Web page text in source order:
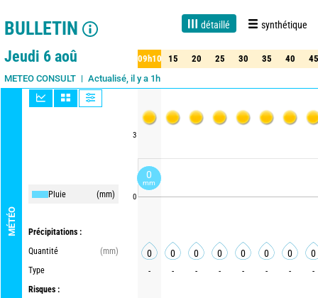
BULLETIN détaillé synthétique
Live 1 jour 3 jours 15 jours Fiabilité 90%
Jeudi 6 aoû
METEO CONSULT Actualisé, il y a 1h
MÉTÉO
Pluie (mm)
Précipitations :
Quantité
(mm)
Type
Risques :
3
0
09h10 15 20 25 30 35 40 45
10 15 20 25 30 35 40 45
0 0 0 0 0 0 0 0
- - - - - - - -
0
mm